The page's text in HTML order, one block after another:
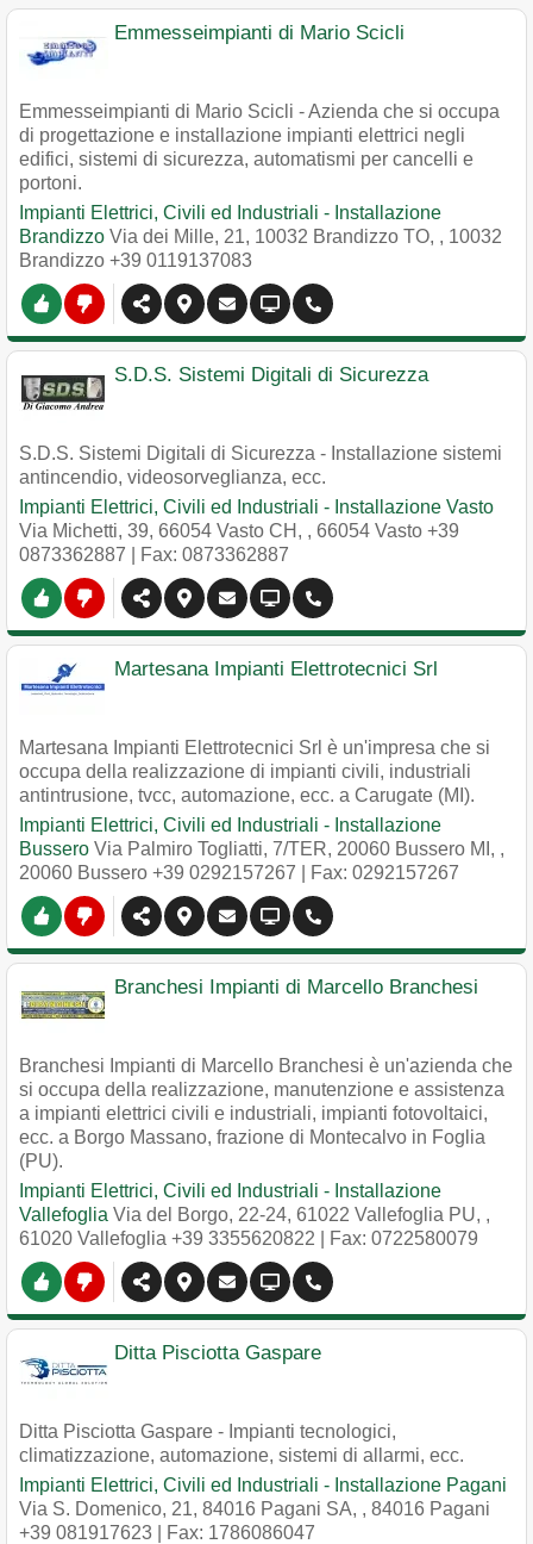
Emmesseimpianti di Mario Scicli
Emmesseimpianti di Mario Scicli - Azienda che si occupa
di progettazione e installazione impianti elettrici negli
edifici, sistemi di sicurezza, automatismi per cancelli e
portoni.
Impianti Elettrici, Civili ed Industriali - Installazione
Brandizzo Via dei Mille, 21, 10032 Brandizzo TO, , 10032
Brandizzo +39 0119137083
S.D.S. Sistemi Digitali di Sicurezza
S.D.S. Sistemi Digitali di Sicurezza - Installazione sistemi
antincendio, videosorveglianza, ecc.
Impianti Elettrici, Civili ed Industriali - Installazione Vasto
Via Michetti, 39, 66054 Vasto CH, , 66054 Vasto +39
0873362887 | Fax: 0873362887
Martesana Impianti Elettrotecnici Srl
Martesana Impianti Elettrotecnici Srl è un'impresa che si
occupa della realizzazione di impianti civili, industriali
antintrusione, tvcc, automazione, ecc. a Carugate (MI).
Impianti Elettrici, Civili ed Industriali - Installazione
Bussero Via Palmiro Togliatti, 7/TER, 20060 Bussero MI, ,
20060 Bussero +39 0292157267 | Fax: 0292157267
Branchesi Impianti di Marcello Branchesi
Branchesi Impianti di Marcello Branchesi è un'azienda che
si occupa della realizzazione, manutenzione e assistenza
a impianti elettrici civili e industriali, impianti fotovoltaici,
ecc. a Borgo Massano, frazione di Montecalvo in Foglia
(PU).
Impianti Elettrici, Civili ed Industriali - Installazione
Vallefoglia Via del Borgo, 22-24, 61022 Vallefoglia PU, ,
61020 Vallefoglia +39 3355620822 | Fax: 0722580079
Ditta Pisciotta Gaspare
Ditta Pisciotta Gaspare - Impianti tecnologici,
climatizzazione, automazione, sistemi di allarmi, ecc.
Impianti Elettrici, Civili ed Industriali - Installazione Pagani
Via S. Domenico, 21, 84016 Pagani SA, , 84016 Pagani
+39 081917623 | Fax: 1786086047